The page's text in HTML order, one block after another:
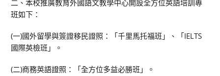
二、本校推廣教育外國語文教學中心開設全方位英語培訓專
班如下：
(一)國外留學與簽證移民證照：「千里馬托福班」、「IELTS
國際英檢班」。
(二)商務英語證照：「全方位多益必勝班」。